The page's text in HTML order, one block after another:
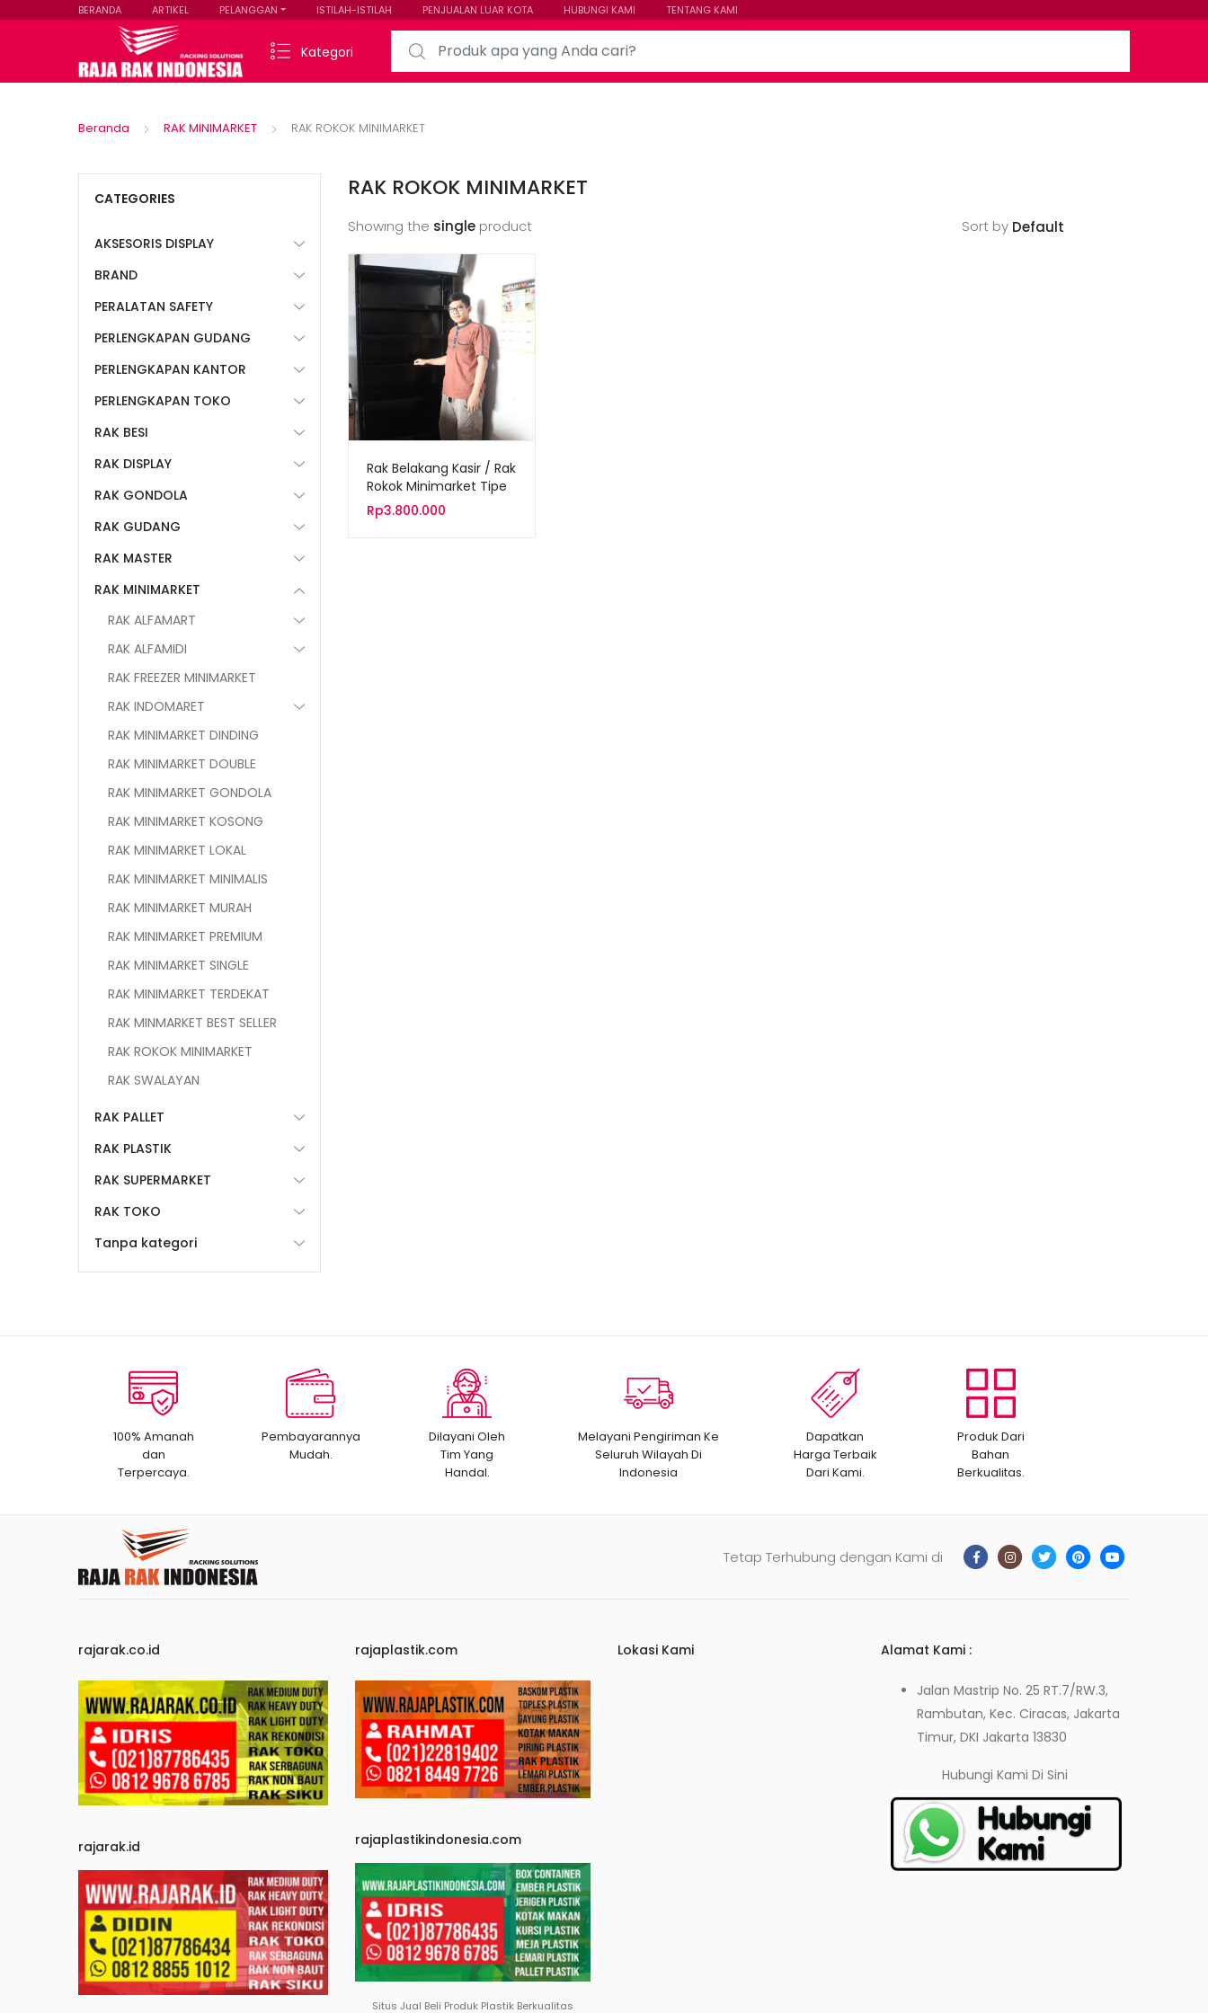
BERANDA ARTIKEL PELANGGAN ISTILAH-ISTILAH PENJUALAN LUAR KOTA HUBUNGI KAMI TENTANG KAMI
Kategori
Search for:
Beranda RAK MINIMARKET RAK ROKOK MINIMARKET
RAK ROKOK MINIMARKET
Showing the single product Sort by
Rak Belakang Kasir / Rak
Rokok Minimarket Tipe
RBK-01AZ
Rp3.800.000
CATEGORIES
AKSESORIS DISPLAY
BRAND
PERALATAN SAFETY
PERLENGKAPAN GUDANG
PERLENGKAPAN KANTOR
PERLENGKAPAN TOKO
RAK BESI
RAK DISPLAY
RAK GONDOLA
RAK GUDANG
RAK MASTER
RAK MINIMARKET
RAK ALFAMART
RAK ALFAMIDI
RAK FREEZER MINIMARKET
RAK INDOMARET
RAK MINIMARKET DINDING
RAK MINIMARKET DOUBLE
RAK MINIMARKET GONDOLA
RAK MINIMARKET KOSONG
RAK MINIMARKET LOKAL
RAK MINIMARKET MINIMALIS
RAK MINIMARKET MURAH
RAK MINIMARKET PREMIUM
RAK MINIMARKET SINGLE
RAK MINIMARKET TERDEKAT
RAK MINMARKET BEST SELLER
RAK ROKOK MINIMARKET
RAK SWALAYAN
RAK PALLET
RAK PLASTIK
RAK SUPERMARKET
RAK TOKO
Tanpa kategori
100% Amanah
dan
Terpercaya.
Pembayarannya
Mudah.
Dilayani Oleh
Tim Yang
Handal.
Melayani Pengiriman Ke
Seluruh Wilayah Di
Indonesia
Dapatkan
Harga Terbaik
Dari Kami.
Produk Dari
Bahan
Berkualitas.
Tetap Terhubung dengan Kami di
rajarak.co.id
rajarak.id
rajaplastik.com
rajaplastikindonesia.com
Situs Jual Beli Produk Plastik Berkualitas
Lokasi Kami Alamat Kami :
Jalan Mastrip No. 25 RT.7/RW.3,
Rambutan, Kec. Ciracas, Jakarta
Timur, DKI Jakarta 13830
Hubungi KamiDi Sini